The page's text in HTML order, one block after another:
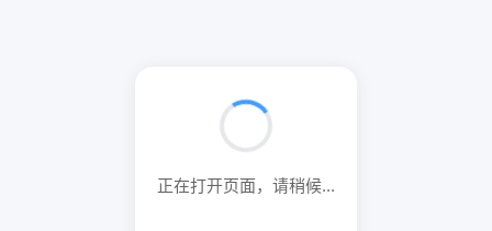
正在打开页面，请稍候...